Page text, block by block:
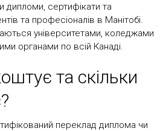
сертифікати та
та професіоналів в Манітобі.
університетами, коледжами
органами по всій Канаді.
та скільки
переклад диплома чи